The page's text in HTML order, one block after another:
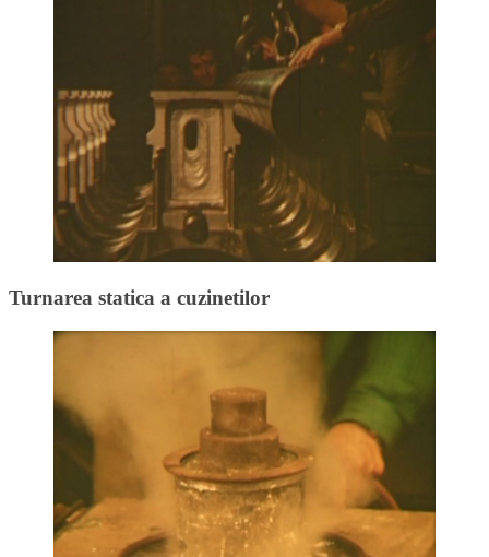
Turnarea statica a cuzinetilor